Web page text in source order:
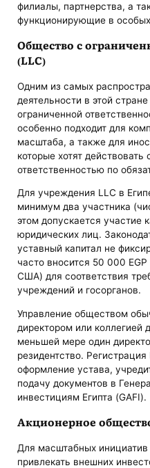
филиалы, партнерства, а
функционирующие в
Общество с
(LLC)
Одним из самых
деятельности в этой
ограниченной
особенно подходит для
масштаба, а также для
которые хотят действовать
ответственностью по
Для учреждения LLC в
минимум два участника
этом допускается участие
юридических лиц.
уставный капитал не
часто вносится 50 000
США) для соответствия
учреждений и госорганов.
Управление обществом
директором или коллегией
меньшей мере один
резидентство.
оформление устава,
подачу документов в
инвестициям Египта (GAFI).
Акционерное
Для масштабных
привлекать внешних